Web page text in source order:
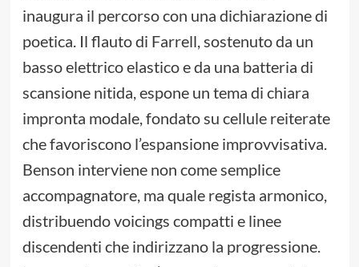
inaugura il percorso con una dichiarazione di
poetica. Il flauto di Farrell, sostenuto da un
basso elettrico elastico e da una batteria di
scansione nitida, espone un tema di chiara
impronta modale, fondato su cellule reiterate
che favoriscono l’espansione improvvisativa.
Benson interviene non come semplice
accompagnatore, ma quale regista armonico,
distribuendo voicings compatti e linee
discendenti che indirizzano la progressione.